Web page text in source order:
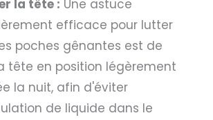
la tête : Une astuce
efficace pour lutter
poches gênantes est de
tête en position légèrement
la nuit, afin d'éviter
de liquide dans le